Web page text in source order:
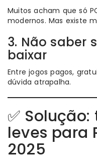
Muitos acham que só
modernos. Mas existe
3. Não saber
baixar
Entre jogos pagos,
dúvida atrapalha.
✅
leves para
2025